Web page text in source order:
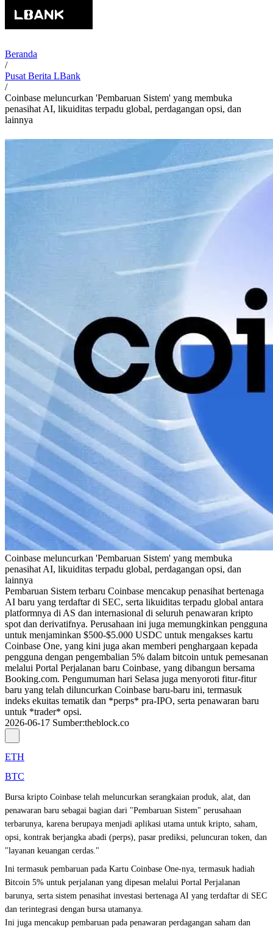
Beranda
/
Pusat Berita LBank
/
Coinbase meluncurkan 'Pembaruan Sistem' yang membuka
penasihat AI, likuiditas terpadu global, perdagangan opsi, dan
lainnya
Coinbase meluncurkan 'Pembaruan Sistem' yang membuka
penasihat AI, likuiditas terpadu global, perdagangan opsi, dan
lainnya
Pembaruan Sistem terbaru Coinbase mencakup penasihat bertenaga
AI baru yang terdaftar di SEC, serta likuiditas terpadu global antara
platformnya di AS dan internasional di seluruh penawaran kripto
spot dan derivatifnya. Perusahaan ini juga memungkinkan pengguna
untuk menjaminkan $500-$5.000 USDC untuk mengakses kartu
Coinbase One, yang kini juga akan memberi penghargaan kepada
pengguna dengan pengembalian 5% dalam bitcoin untuk pemesanan
melalui Portal Perjalanan baru Coinbase, yang dibangun bersama
Booking.com. Pengumuman hari Selasa juga menyoroti fitur-fitur
baru yang telah diluncurkan Coinbase baru-baru ini, termasuk
indeks ekuitas tematik dan *perps* pra-IPO, serta penawaran baru
untuk *trader* opsi.
2026-06-17 Sumber:theblock.co
ETH
BTC
Bursa kripto Coinbase telah meluncurkan serangkaian produk, alat, dan
penawaran baru sebagai bagian dari "Pembaruan Sistem" perusahaan
terbarunya, karena berupaya menjadi aplikasi utama untuk kripto, saham,
opsi, kontrak berjangka abadi (perps), pasar prediksi, peluncuran token, dan
"layanan keuangan cerdas."
Ini termasuk pembaruan pada Kartu Coinbase One-nya, termasuk hadiah
Bitcoin 5% untuk perjalanan yang dipesan melalui Portal Perjalanan
barunya, serta sistem penasihat investasi bertenaga AI yang terdaftar di SEC
dan terintegrasi dengan bursa utamanya.
Ini juga mencakup pembaruan pada penawaran perdagangan saham dan